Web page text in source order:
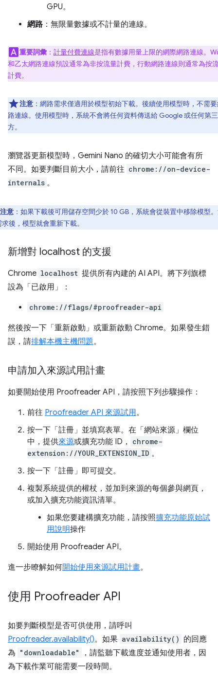
GPU。
網路 ：無限量數據或不計量的連線。
重要詞彙 ： 計量付費連線是指有數據用量上限的網際網路連線。
和乙太網路連線預設通常為非按流量計費，行動網路連線則通常為按
計費。
注意 ：網路需求僅適用於模型初始下載。後續使用模型時，不需
路連線。使用模型時，系統不會將任何資料傳送給 Google 或任何第三
方。
瀏覽器更新模型時，Gemini Nano 的確切大小可能會有所
不同。如要判斷目前大小，請前往 chrome://on-device-
internals 。
注意 ：如果下載後可用儲存空間少於 10 GB，系統會從裝置中移除模型
後，模型就會重新下載。
新增對 localhost 的支援
Chrome localhost 提供所有內建的 AI API。將下列旗標
設為「已啟用」
：
chrome://flags/#proofreader-api
然後按一下「重新啟動」 或重新啟動 Chrome。如果發生錯
誤，請排解本機主機問題。
申請加入來源試用計畫
如要開始使用 Proofreader API，請按照下列步驟操作：
前往 Proofreader API 來源試用。
按一下「註冊」 並填寫表單。在「網站來源」欄位
中，提供來源或擴充功能 ID，
chrome-
extension://YOUR_EXTENSION_ID 。
按一下「註冊」 即可提交。
複製系統提供的權杖，並加到來源的每個參與網頁，
或加入擴充功能資訊清單。
如果您要建構擴充功能，請按照擴充功能原始試
用說明操作
開始使用 Proofreader API。
進一步瞭解如何開始使用來源試用計畫。
使用 Proofreader API
如要判斷模型是否可供使用，請呼叫
Proofreader.availability()。如果 availability() 的回應
為 "downloadable"
，請監聽下載進度並通知使用者，因
為下載作業可能需要一段時間。